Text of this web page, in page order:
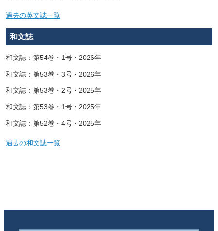
過去の英文誌一覧
和文誌
和文誌：第54巻・1号・2026年
和文誌：第53巻・3号・2026年
和文誌：第53巻・2号・2025年
和文誌：第53巻・1号・2025年
和文誌：第52巻・4号・2025年
過去の和文誌一覧